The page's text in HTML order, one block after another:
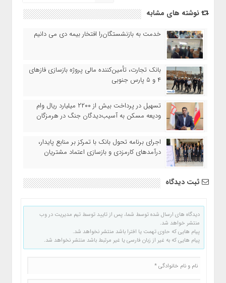
نوشته های مشابه
خدمت به بازنشستگان‌را افتخار بیمه دی می دانیم
بانک تجارت، تأمین‌کننده مالی پروژه بازسازی فازهای
۴ و ۵ پارس جنوبی
تسهیل در پرداخت بیش از ۲۲۰۰ میلیارد ریال وام
ودیعه مسکن به آسیب‌دیدگان جنگ در هرمزگان
اجرای برنامه تحول بانک با تمرکز بر منابع پایدار،
درآمدهای کارمزدی و بازسازی اعتماد مشتریان
ثبت دیدگاه
دیدگاه های ارسال شده توسط شما، پس از تایید توسط تیم مدیریت در وب
منتشر خواهد شد.
پیام هایی که حاوی تهمت یا افترا باشد منتشر نخواهد شد.
پیام هایی که به غیر از زبان فارسی یا غیر مرتبط باشد منتشر نخواهد شد.